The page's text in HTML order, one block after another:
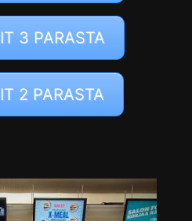
3 PARASTA
2 PARASTA